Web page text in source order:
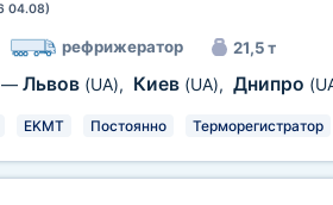
04.08)
рефрижератор 21,5 т
— Львов (UA), Киев (UA), Днипро
EKMT Постоянно Терморегистратор